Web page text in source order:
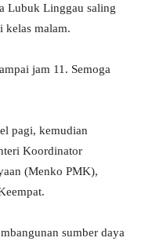
Lubuk Linggau saling
kelas malam.
jam 11. Semoga
pagi, kemudian
Koordinator
(Menko PMK),
sumber daya